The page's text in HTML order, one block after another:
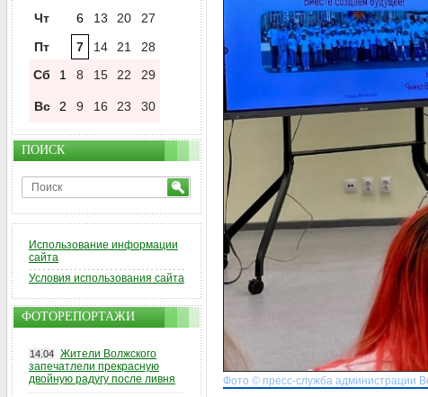
Фото © пресс-служба администрации
Чт 6 13 20
27
Пт
7 14 21
28
Сб
1 8 15 22 29
Вс 2 9 16 23 30
ПОИСК
Использование информации
сайта
Условия использования сайта
ФОТОРЕПОРТАЖИ
14.04 Жители Волжского
запечатлели прекрасную
двойную радугу после ливня